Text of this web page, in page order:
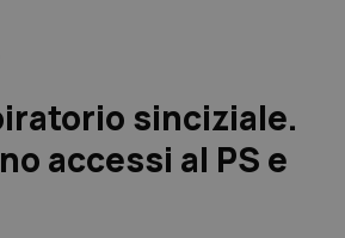
sinciziale.
accessi al PS e